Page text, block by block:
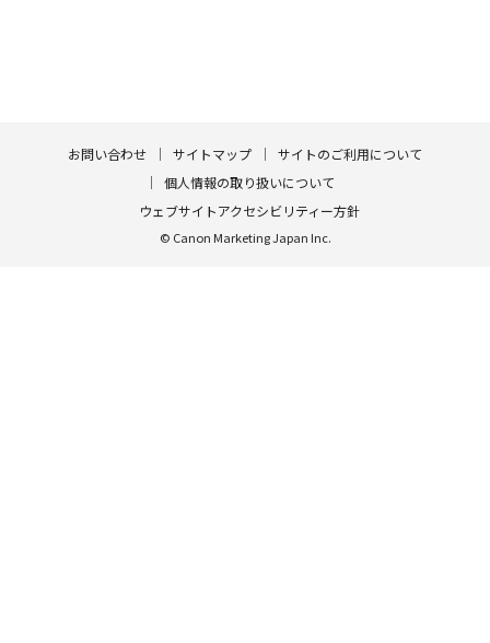
お問い合わせ サイトマップ
サイトのご利用について
個人情報の取り扱いについて
ウェブサイトアクセシビリティー方針
© Canon Marketing Japan Inc.